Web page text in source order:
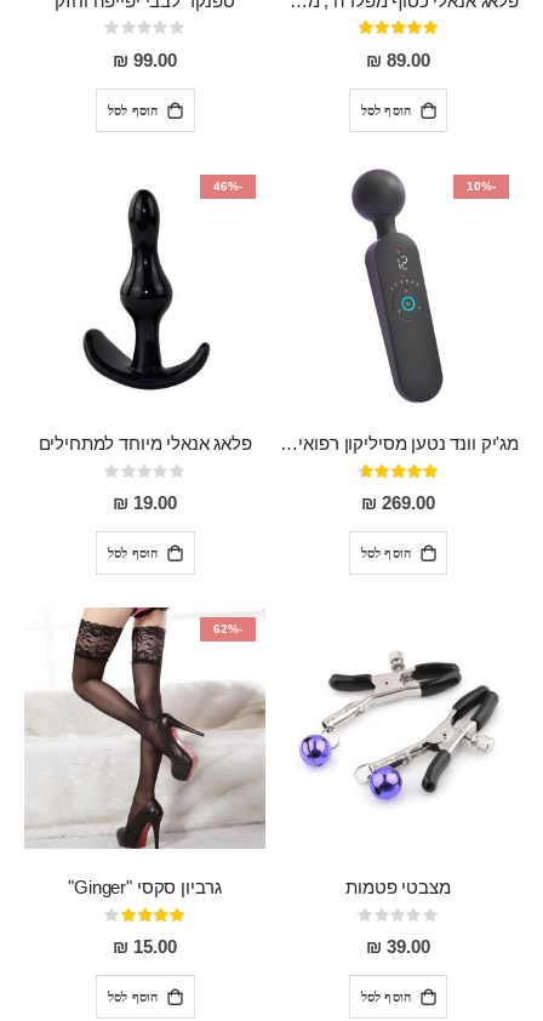
דירוג:
97%
89.00 ₪
הוסף לסל
Rating:
0%
99.00 ₪
הוסף לסל
-10%
מג'יק וונד נטען מסיליקון רפואי חזק בעל 12 מצבי רטט ו6 מהירויות שונות ROMI
דירוג:
93%
269.00 ₪
הוסף לסל
-46%
פלאג אנאלי מיוחד למתחילים
Rating:
0%
19.00 ₪
הוסף לסל
מצבטי פטמות
Rating:
0%
39.00 ₪
הוסף לסל
-62%
גרביון סקסי "Ginger"
דירוג:
80%
15.00 ₪
הוסף לסל